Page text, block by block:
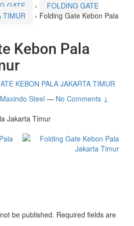
GATE ›
FOLDING GATE
TIMUR
› Folding Gate Kebon Pala
Kebon Pala
KEBON PALA JAKARTA TIMUR
Maxindo Steel — No Comments ↓
Jakarta Timur
be published. Required fields are